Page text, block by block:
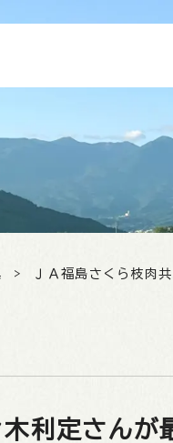
ＪＡ福島さくら枝肉
利定さんが